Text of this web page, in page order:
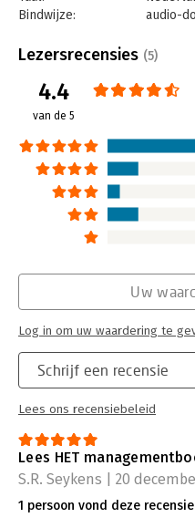
Bindwijze:
audio-
Bestandsformaat:
mp3
Druk:
1
Hoofdrubriek:
Lezersrecensies (5)
4.4
van de 5
Schrijf een recensie
Lees ons recensiebeleid
Uw
Log in om uw waardering te
Lees HET
S.R. Seykens | 20
1 persoon vond deze